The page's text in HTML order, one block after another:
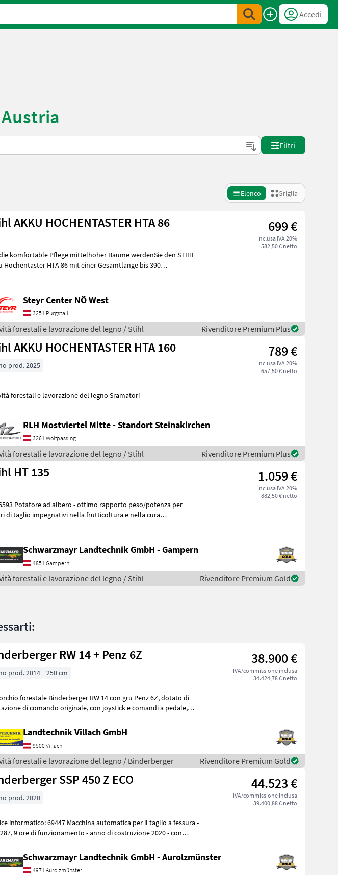
Accedi
Filtri
Elenco Griglia
AKKU HOCHENTASTER HTA 86 699 €
inclusa IVA 20%
582,50 € netto
komfortable Pflege mittelhoher Bäume werdenSie den STIHL
Hochentaster HTA 86 mit einer Gesamtlänge bis 390
Steyr Center NÖ West
3251 Purgstall
forestali e lavorazione del legno / Stihl Rivenditore Premium Plus
AKKU HOCHENTASTER HTA 160 789 €
inclusa IVA 20%
657,50 € netto
prod. 2025
forestali e lavorazione del legno Sramatori
RLH Mostviertel Mitte - Standort Steinakirchen
3261 Wolfpassing
forestali e lavorazione del legno / Stihl Rivenditore Premium Plus
HT 135 1.059 €
inclusa IVA 20%
882,50 € netto
rapporto peso/potenza per
di taglio impegnativi nella frutticoltura e nella cura
Schwarzmayr Landtechnik GmbH - Gampern
4851 Gampern
forestali e lavorazione del legno / Stihl Rivenditore Premium Gold
RW 14 + Penz 6Z 38.900 €
IVA/commissione inclusa
34.424,78 € netto
prod. 2014 250 cm
forestale Binderberger RW 14 con gru Penz 6Z, dotato di
di comando originale, con joystick e comandi a pedale,
Landtechnik Villach GmbH
9500 Villach
forestali e lavorazione del legno / Binderberger Rivenditore Premium Gold
SSP 450 Z ECO 44.523 €
IVA/commissione inclusa
39.400,88 € netto
prod. 2020
69447 Macchina automatica per il taglio a fessura -
ore di funzionamento - anno di costruzione 2020 - con
Schwarzmayr Landtechnik GmbH - Aurolzmünster
4971 Aurolzmünster